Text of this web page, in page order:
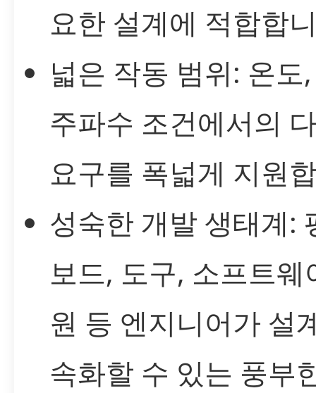
요한 설계에 적합합
넓은 작동 범위: 온도
주파수 조건에서의
요구를 폭넓게 지원
성숙한 개발 생태계:
보드, 도구, 소프트웨
원 등 엔지니어가 설
속화할 수 있는 풍부